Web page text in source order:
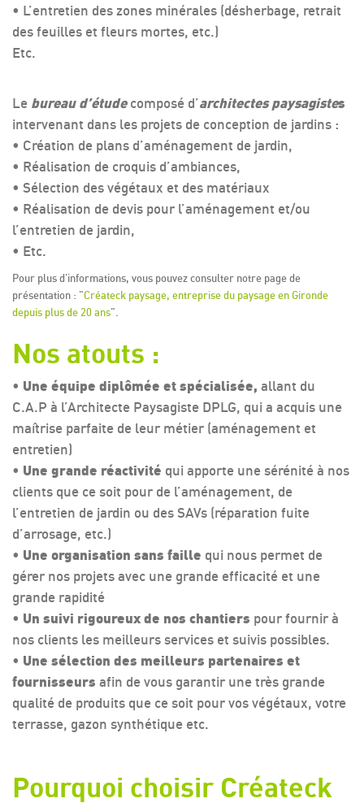
• L’entretien des zones minérales (désherbage, retrait
des feuilles et fleurs mortes, etc.)
Etc.
Le bureau d’étudecomposé d’architectes paysagistes
intervenant dans les projets de conception de jardins :
• Création de plans d’aménagement de jardin,
• Réalisation de croquis d’ambiances,
• Sélection des végétaux et des matériaux
• Réalisation de devis pour l’aménagement et/ou
l’entretien de jardin,
• Etc.
Pour plus d'informations, vous pouvez consulter notre page de
présentation : "Créateck paysage, entreprise du paysage en Gironde
depuis plus de 20 ans".
Nos atouts :
• Une équipe diplômée et spécialisée, allant du
C.A.P à l’Architecte Paysagiste DPLG, qui a acquis une
maîtrise parfaite de leur métier (aménagement et
entretien)
• Une grande réactivité qui apporte une sérénité à nos
clients que ce soit pour de l’aménagement, de
l’entretien de jardin ou des SAVs (réparation fuite
d’arrosage, etc.)
• Une organisation sans faille qui nous permet de
gérer nos projets avec une grande efficacité et une
grande rapidité
• Un suivi rigoureux de nos chantiers pour fournir à
nos clients les meilleurs services et suivis possibles.
• Une sélection des meilleurs partenaires et
fournisseurs afin de vous garantir une très grande
qualité de produits que ce soit pour vos végétaux, votre
terrasse, gazon synthétique etc.
Pourquoi choisir Créateck